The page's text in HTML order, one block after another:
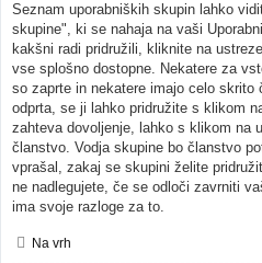
Seznam uporabniških skupin lahko
skupine", ki se nahaja na vaši
kakšni radi pridružili, kliknite na
vse splošno dostopne. Nekatere za
so zaprte in nekatere imajo celo skrito
odprta, se ji lahko pridružite s klikom
zahteva dovoljenje, lahko s klikom na
članstvo. Vodja skupine bo članstvo
vprašal, zakaj se skupini želite
ne nadlegujete, če se odloči zavrniti
ima svoje razloge za to.
Na vrh